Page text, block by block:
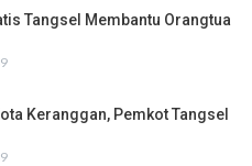
Tangsel Membantu Orangtua
Keranggan, Pemkot Tangsel